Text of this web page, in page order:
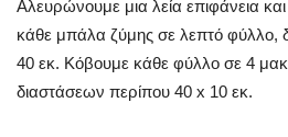
Αλευρώνουμε μια λεία επιφάνεια
κάθε μπάλα ζύμης σε λεπτό φύλλο,
40 εκ. Κόβουμε κάθε φύλλο σε 4
διαστάσεων περίπου 40 x 10 εκ.